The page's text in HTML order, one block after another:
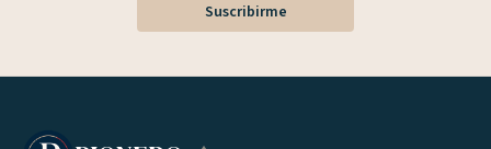
Suscribirme